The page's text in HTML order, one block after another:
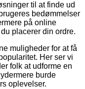
til at finde ud
bedømmelser
på online
placerer din ordre.
muligheder for at få
Her ser vi
folk at udforme en
burde
oplevelser.